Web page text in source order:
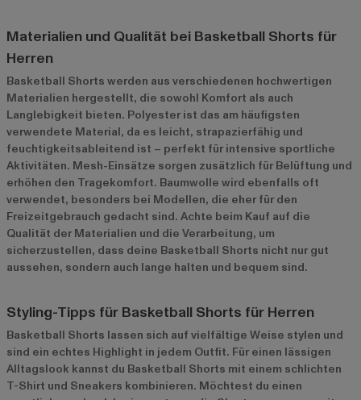
Materialien und Qualität bei Basketball Shorts für
Herren
Basketball Shorts werden aus verschiedenen hochwertigen
Materialien hergestellt, die sowohl Komfort als auch
Langlebigkeit bieten. Polyester ist das am häufigsten
verwendete Material, da es leicht, strapazierfähig und
feuchtigkeitsableitend ist – perfekt für intensive sportliche
Aktivitäten. Mesh-Einsätze sorgen zusätzlich für Belüftung und
erhöhen den Tragekomfort. Baumwolle wird ebenfalls oft
verwendet, besonders bei Modellen, die eher für den
Freizeitgebrauch gedacht sind. Achte beim Kauf auf die
Qualität der Materialien und die Verarbeitung, um
sicherzustellen, dass deine Basketball Shorts nicht nur gut
aussehen, sondern auch lange halten und bequem sind.
Styling-Tipps für Basketball Shorts für Herren
Basketball Shorts lassen sich auf vielfältige Weise stylen und
sind ein echtes Highlight in jedem Outfit. Für einen lässigen
Alltagslook kannst du Basketball Shorts mit einem schlichten
T-Shirt und Sneakers kombinieren. Möchtest du einen